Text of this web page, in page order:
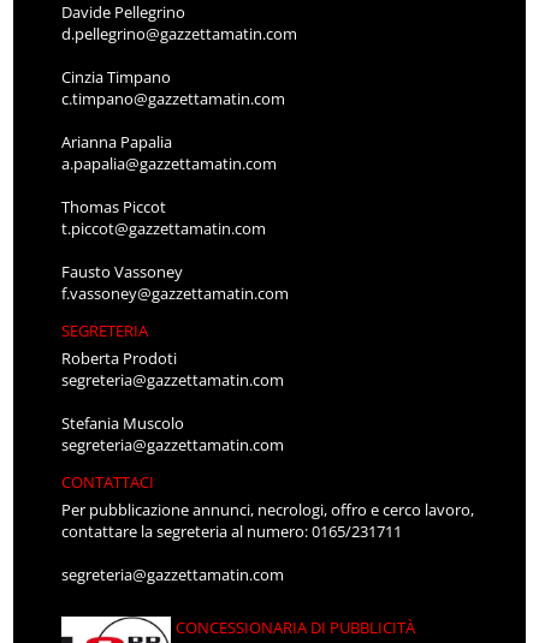
Davide Pellegrino
d.pellegrino@gazzettamatin.com
Cinzia Timpano
c.timpano@gazzettamatin.com
Arianna Papalia
a.papalia@gazzettamatin.com
Thomas Piccot
t.piccot@gazzettamatin.com
Fausto Vassoney
f.vassoney@gazzettamatin.com
SEGRETERIA
Roberta Prodoti
segreteria@gazzettamatin.com
Stefania Muscolo
segreteria@gazzettamatin.com
CONTATTACI
Per pubblicazione annunci, necrologi, offro e cerco lavoro,
contattare la segreteria al numero: 0165/231711
segreteria@gazzettamatin.com
CONCESSIONARIA DI PUBBLICITÀ